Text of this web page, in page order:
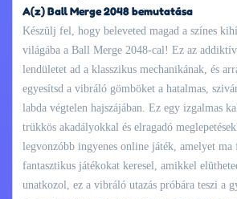
A(z) Ball Merge 2048 bemutatása
Készülj fel, hogy beleveted magad a színes
világába a Ball Merge 2048-cal! Ez az
lendületet ad a klasszikus mechanikának, és
egyesítsd a vibráló gömböket a hatalmas,
labda végtelen hajszájában. Ez egy izgalmas
trükkös akadályokkal és elragadó
legvonzóbb ingyenes online játék, amelyet ma
fantasztikus játékokat keresel, amikkel
unatkozol, ez a vibráló utazás próbára teszi a